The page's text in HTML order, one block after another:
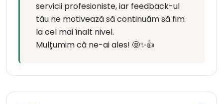
servicii profesioniste, iar feedback-ul
tău ne motivează să continuăm să fim
la cel mai înalt nivel.
Mulțumim că ne-ai ales! 🤩✨👍